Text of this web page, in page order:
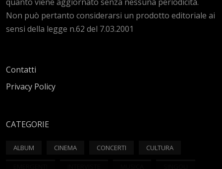
Non può pertanto considerarsi un prodotto editoriale ai
sensi della legge n.62 del 7.03.2001
Contatti
Privacy Policy
CATEGORIE
ALBUM CINEMA CONCERTI CULTURA